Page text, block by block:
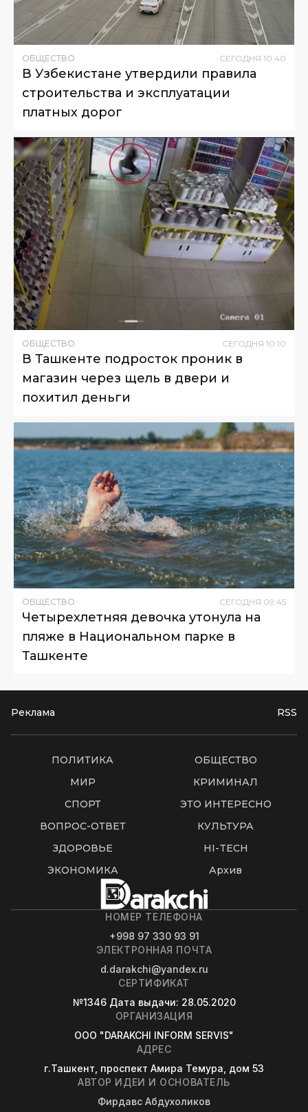
ОБЩЕСТВО СЕГОДНЯ 10:40
В Узбекистане утвердили правила
строительства и эксплуатации
платных дорог
ОБЩЕСТВО СЕГОДНЯ 10:10
В Ташкенте подросток проник в
магазин через щель в двери и
похитил деньги
ОБЩЕСТВО СЕГОДНЯ 09:45
Четырехлетняя девочка утонула на
пляже в Национальном парке в
Ташкенте
Реклама RSS
ПОЛИТИКА
ОБЩЕСТВО
МИР
КРИМИНАЛ
СПОРТ
ЭТО ИНТЕРЕСНО
ВОПРОС-ОТВЕТ
КУЛЬТУРА
ЗДОРОВЬЕ
HI-TECH
ЭКОНОМИКА
Архив
НОМЕР ТЕЛЕФОНА
+998 97 330 93 91
ЭЛЕКТРОННАЯ ПОЧТА
d.darakchi@yandex.ru
СЕРТИФИКАТ
№1346 Дата выдачи: 28.05.2020
ОРГАНИЗАЦИЯ
OOO "DARAKCHI INFORM SERVIS"
АДРЕС
г.Ташкент, проспект Амира Темура, дом 53
АВТОР ИДЕИ И ОСНОВАТЕЛЬ
Фирдавс Абдухоликов